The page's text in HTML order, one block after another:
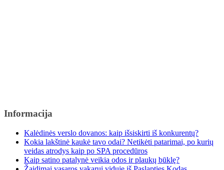
Informacija
Kalėdinės verslo dovanos: kaip išsiskirti iš konkurentų?
Kokia lakštinė kaukė tavo odai? Netikėti patarimai, po kurių
veidas atrodys kaip po SPA procedūros
Kaip satino patalynė veikia odos ir plaukų būklę?